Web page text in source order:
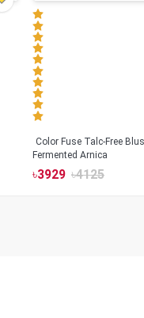
Color Fuse Talc-Free
Fermented Arnica
৳3929 ৳4125